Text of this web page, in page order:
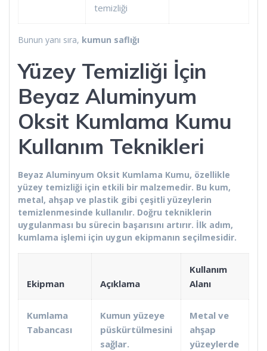
temizliği
Bunun yanı sıra, kumun saflığı
Yüzey Temizliği İçin
Beyaz Aluminyum
Oksit Kumlama Kumu
Kullanım Teknikleri
Beyaz Aluminyum Oksit Kumlama Kumu, özellikle
yüzey temizliği için etkili bir malzemedir. Bu kum,
metal, ahşap ve plastik gibi çeşitli yüzeylerin
temizlenmesinde kullanılır. Doğru tekniklerin
uygulanması bu sürecin başarısını artırır. İlk adım,
kumlama işlemi için uygun ekipmanın seçilmesidir.
Ekipman Açıklama
Kullanım
Alanı
Kumlama
Tabancası
Kumun yüzeye
püskürtülmesini
sağlar.
Metal ve
ahşap
yüzeylerde